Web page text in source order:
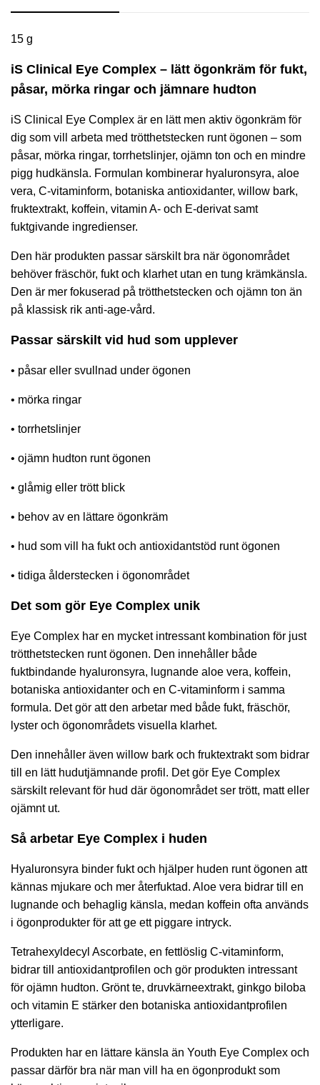
15 g
iS Clinical Eye Complex – lätt ögonkräm för fukt,
påsar, mörka ringar och jämnare hudton
iS Clinical Eye Complex är en lätt men aktiv ögonkräm för
dig som vill arbeta med trötthetstecken runt ögonen – som
påsar, mörka ringar, torrhetslinjer, ojämn ton och en mindre
pigg hudkänsla. Formulan kombinerar hyaluronsyra, aloe
vera, C-vitaminform, botaniska antioxidanter, willow bark,
fruktextrakt, koffein, vitamin A- och E-derivat samt
fuktgivande ingredienser.
Den här produkten passar särskilt bra när ögonområdet
behöver fräschör, fukt och klarhet utan en tung krämkänsla.
Den är mer fokuserad på trötthetstecken och ojämn ton än
på klassisk rik anti-age-vård.
Passar särskilt vid hud som upplever
• påsar eller svullnad under ögonen
• mörka ringar
• torrhetslinjer
• ojämn hudton runt ögonen
• glåmig eller trött blick
• behov av en lättare ögonkräm
• hud som vill ha fukt och antioxidantstöd runt ögonen
• tidiga ålderstecken i ögonområdet
Det som gör Eye Complex unik
Eye Complex har en mycket intressant kombination för just
trötthetstecken runt ögonen. Den innehåller både
fuktbindande hyaluronsyra, lugnande aloe vera, koffein,
botaniska antioxidanter och en C-vitaminform i samma
formula. Det gör att den arbetar med både fukt, fräschör,
lyster och ögonområdets visuella klarhet.
Den innehåller även willow bark och fruktextrakt som bidrar
till en lätt hudutjämnande profil. Det gör Eye Complex
särskilt relevant för hud där ögonområdet ser trött, matt eller
ojämnt ut.
Så arbetar Eye Complex i huden
Hyaluronsyra binder fukt och hjälper huden runt ögonen att
kännas mjukare och mer återfuktad. Aloe vera bidrar till en
lugnande och behaglig känsla, medan koffein ofta används
i ögonprodukter för att ge ett piggare intryck.
Tetrahexyldecyl Ascorbate, en fettlöslig C-vitaminform,
bidrar till antioxidantprofilen och gör produkten intressant
för ojämn hudton. Grönt te, druvkärneextrakt, ginkgo biloba
och vitamin E stärker den botaniska antioxidantprofilen
ytterligare.
Produkten har en lättare känsla än Youth Eye Complex och
passar därför bra när man vill ha en ögonprodukt som